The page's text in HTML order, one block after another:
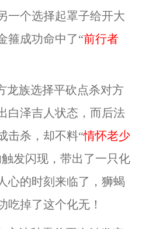
一个选择起罩子给开大
箍成功命中了“前行者
龙族选择平砍点杀对方
白泽吉人状态，而后法
击杀，却不料“情怀老少
发闪现，带出了一只化
心的时刻来临了，狮蝎
吃掉了这个化无！